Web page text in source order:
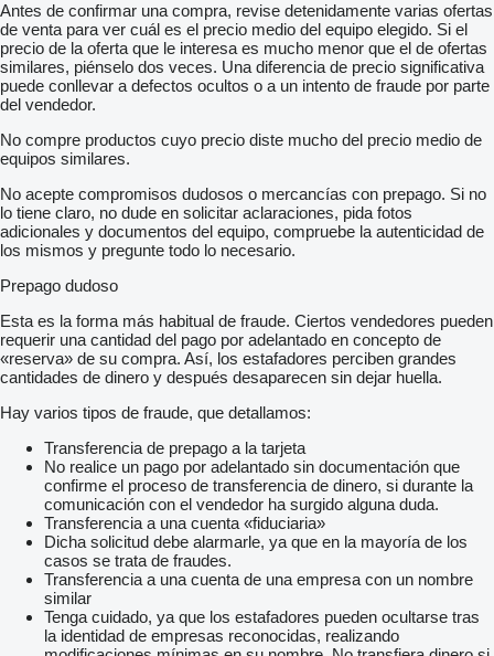
Antes de confirmar una compra, revise detenidamente varias ofertas
de venta para ver cuál es el precio medio del equipo elegido. Si el
precio de la oferta que le interesa es mucho menor que el de ofertas
similares, piénselo dos veces. Una diferencia de precio significativa
puede conllevar a defectos ocultos o a un intento de fraude por parte
del vendedor.
No compre productos cuyo precio diste mucho del precio medio de
equipos similares.
No acepte compromisos dudosos o mercancías con prepago. Si no
lo tiene claro, no dude en solicitar aclaraciones, pida fotos
adicionales y documentos del equipo, compruebe la autenticidad de
los mismos y pregunte todo lo necesario.
Prepago dudoso
Esta es la forma más habitual de fraude. Ciertos vendedores pueden
requerir una cantidad del pago por adelantado en concepto de
«reserva» de su compra. Así, los estafadores perciben grandes
cantidades de dinero y después desaparecen sin dejar huella.
Hay varios tipos de fraude, que detallamos:
Transferencia de prepago a la tarjeta
No realice un pago por adelantado sin documentación que
confirme el proceso de transferencia de dinero, si durante la
comunicación con el vendedor ha surgido alguna duda.
Transferencia a una cuenta «fiduciaria»
Dicha solicitud debe alarmarle, ya que en la mayoría de los
casos se trata de fraudes.
Transferencia a una cuenta de una empresa con un nombre
similar
Tenga cuidado, ya que los estafadores pueden ocultarse tras
la identidad de empresas reconocidas, realizando